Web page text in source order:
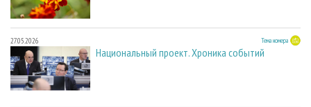
27.05.2026 Тема номера
Национальный проект. Хроника событий